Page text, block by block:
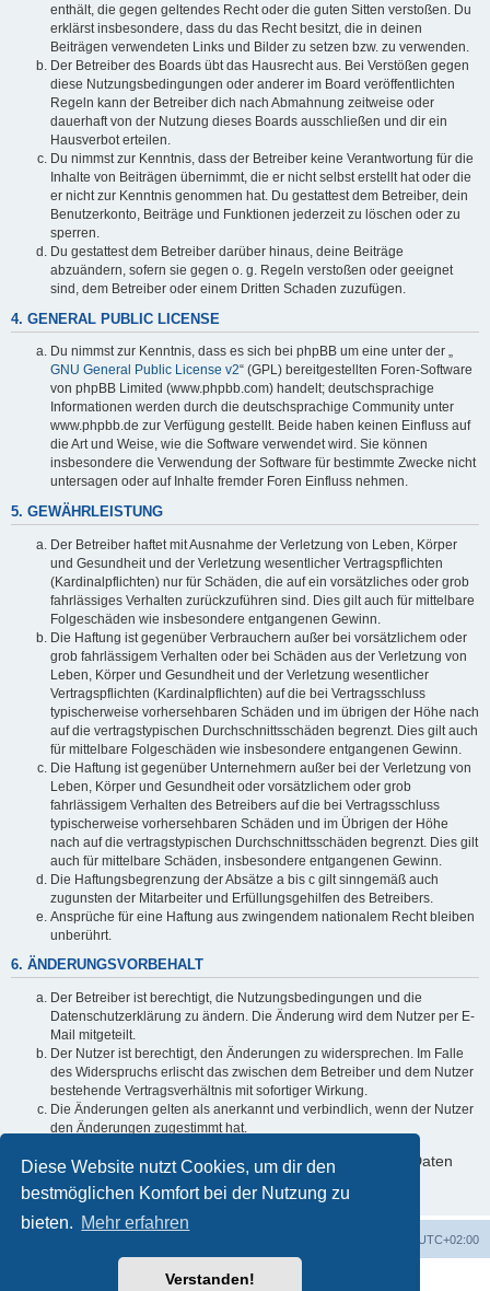
Diese Website nutzt Cookies, um dir den
bestmöglichen Komfort bei der Nutzung zu
bieten. Mehr erfahren
Verstanden!
enthält, die gegen geltendes Recht oder die guten Sitten verstoßen. Du
erklärst insbesondere, dass du das Recht besitzt, die in deinen
Beiträgen verwendeten Links und Bilder zu setzen bzw. zu verwenden.
Der Betreiber des Boards übt das Hausrecht aus. Bei Verstößen gegen
diese Nutzungsbedingungen oder anderer im Board veröffentlichten
Regeln kann der Betreiber dich nach Abmahnung zeitweise oder
dauerhaft von der Nutzung dieses Boards ausschließen und dir ein
Hausverbot erteilen.
Du nimmst zur Kenntnis, dass der Betreiber keine Verantwortung für die
Inhalte von Beiträgen übernimmt, die er nicht selbst erstellt hat oder die
er nicht zur Kenntnis genommen hat. Du gestattest dem Betreiber, dein
Benutzerkonto, Beiträge und Funktionen jederzeit zu löschen oder zu
sperren.
Du gestattest dem Betreiber darüber hinaus, deine Beiträge
abzuändern, sofern sie gegen o. g. Regeln verstoßen oder geeignet
sind, dem Betreiber oder einem Dritten Schaden zuzufügen.
4. GENERAL PUBLIC LICENSE
Du nimmst zur Kenntnis, dass es sich bei phpBB um eine unter der „
GNU General Public License v2“ (GPL) bereitgestellten Foren-Software
von phpBB Limited (www.phpbb.com) handelt; deutschsprachige
Informationen werden durch die deutschsprachige Community unter
www.phpbb.de zur Verfügung gestellt. Beide haben keinen Einfluss auf
die Art und Weise, wie die Software verwendet wird. Sie können
insbesondere die Verwendung der Software für bestimmte Zwecke nicht
untersagen oder auf Inhalte fremder Foren Einfluss nehmen.
5. GEWÄHRLEISTUNG
Der Betreiber haftet mit Ausnahme der Verletzung von Leben, Körper
und Gesundheit und der Verletzung wesentlicher Vertragspflichten
(Kardinalpflichten) nur für Schäden, die auf ein vorsätzliches oder grob
fahrlässiges Verhalten zurückzuführen sind. Dies gilt auch für mittelbare
Folgeschäden wie insbesondere entgangenen Gewinn.
Die Haftung ist gegenüber Verbrauchern außer bei vorsätzlichem oder
grob fahrlässigem Verhalten oder bei Schäden aus der Verletzung von
Leben, Körper und Gesundheit und der Verletzung wesentlicher
Vertragspflichten (Kardinalpflichten) auf die bei Vertragsschluss
typischerweise vorhersehbaren Schäden und im übrigen der Höhe nach
auf die vertragstypischen Durchschnittsschäden begrenzt. Dies gilt auch
für mittelbare Folgeschäden wie insbesondere entgangenen Gewinn.
Die Haftung ist gegenüber Unternehmern außer bei der Verletzung von
Leben, Körper und Gesundheit oder vorsätzlichem oder grob
fahrlässigem Verhalten des Betreibers auf die bei Vertragsschluss
typischerweise vorhersehbaren Schäden und im Übrigen der Höhe
nach auf die vertragstypischen Durchschnittsschäden begrenzt. Dies gilt
auch für mittelbare Schäden, insbesondere entgangenen Gewinn.
Die Haftungsbegrenzung der Absätze a bis c gilt sinngemäß auch
zugunsten der Mitarbeiter und Erfüllungsgehilfen des Betreibers.
Ansprüche für eine Haftung aus zwingendem nationalem Recht bleiben
unberührt.
6. ÄNDERUNGSVORBEHALT
Der Betreiber ist berechtigt, die Nutzungsbedingungen und die
Datenschutzerklärung zu ändern. Die Änderung wird dem Nutzer per E-
Mail mitgeteilt.
Der Nutzer ist berechtigt, den Änderungen zu widersprechen. Im Falle
des Widerspruchs erlischt das zwischen dem Betreiber und dem Nutzer
bestehende Vertragsverhältnis mit sofortiger Wirkung.
Die Änderungen gelten als anerkannt und verbindlich, wenn der Nutzer
den Änderungen zugestimmt hat.
Informationen über den Umgang mit deinen persönlichen Daten
sind in der Datenschutzerklärung enthalten.
UTC+02:00
Powered byphpBB® Forum Software © phpBB Limited